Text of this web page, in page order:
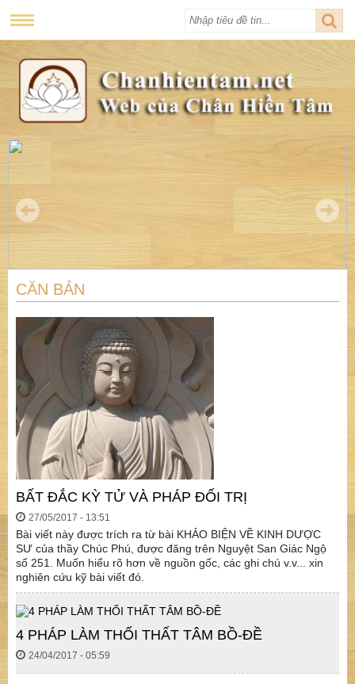
CĂN BẢN
BẤT ĐẮC KỲ TỬ VÀ PHÁP ĐỐI TRỊ
27/05/2017 - 13:51
Bài viết này được trích ra từ bài KHẢO BIỆN VỀ KINH DƯỢC
SƯ của thầy Chúc Phú, được đăng trên Nguyệt San Giác Ngộ
số 251. Muốn hiểu rõ hơn về nguồn gốc, các ghi chú v.v... xin
nghiên cứu kỹ bài viết đó.
4 PHÁP LÀM THỐI THẤT TÂM BỒ-ĐỀ
24/04/2017 - 05:59